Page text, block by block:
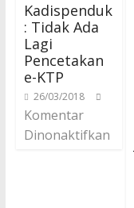
Kadispenduk
: Tidak Ada
Lagi
Pencetakan
e-KTP
26/03/2018
Komentar
Dinonaktifkan